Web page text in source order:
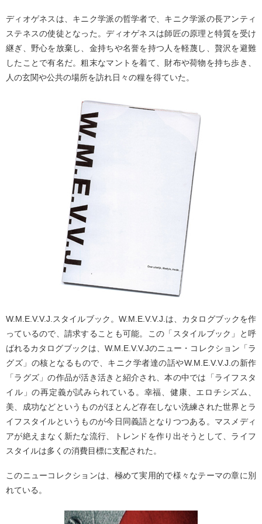
ディオゲネスは、キニク学派の哲学者で、キニク学派の長アンティ
ステネスの使徒となった。ディオゲネスは師匠の原理と特質を受け
継ぎ、野心を放棄し、金持ちや名誉を持つ人を軽蔑し、贅沢を避難
したことで有名だ。粗末なマントを着て、財布や荷物を持ち歩き、
人の玄関や公共の場所を訪れ日々の糧を得ていた。
W.M.E.V.V.J.スタイルブック。W.M.E.V.V.J.は、カタログブックを作
っているので、請求することも可能。この「スタイルブック」と呼
ばれるカタログブックは、W.M.E.V.V.Jのニュー・コレクション「ラ
グズ」の核となるもので、キニク学者達の話やW.M.E.V.V.J.の新作
「ラグズ」の作品が活き活きと紹介され、本の中では「ライフスタ
イル」の再定義が試みられている。幸福、健康、エロチシズム、
美、成功などというものがほとんど存在しない洗練された世界とラ
イフスタイルというものが今日同義語となりつつある。マスメディ
アが絶えまなく新たな流行、トレンドを作り出そうとして、ライフ
スタイルは多くの消費目標に支配された。
このニューコレクションは、極めて実用的で様々なテーマの章に別
れている。